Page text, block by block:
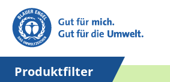
Suchbegriff in
Anführungszeichen
setzen.
Produktfilter